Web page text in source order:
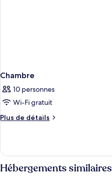
Chambre
10 personnes
Wi-Fi gratuit
Plus de détails
Plus
le
type
de
Hébergements similaires